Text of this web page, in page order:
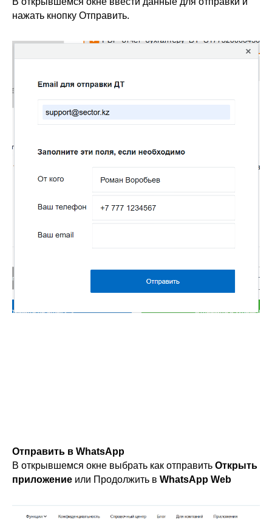
нажать кнопку Отправить.
Отправить в WhatsApp
В открывшемся окне выбрать как отправить Открыть
приложение или Продолжить в WhatsApp Web